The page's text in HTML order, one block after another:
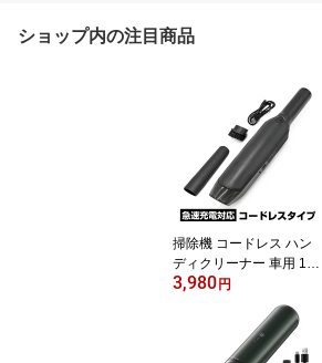
ショップ内の注目商品
掃除機 コードレス ハン
ディクリーナー 車用 130
00PA吸引力 小型 卓上ク
リーナー TYPE-C充電式
パワフル 吸引 二段階調
整 多機能 カー用品
3,980 円